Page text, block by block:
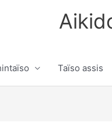
Taïso assis